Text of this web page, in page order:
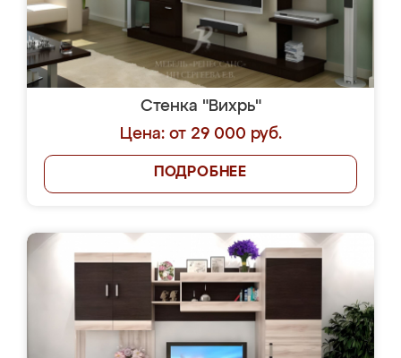
Стенка "Вихрь"
Цена: от 29 000 руб.
ПОДРОБНЕЕ